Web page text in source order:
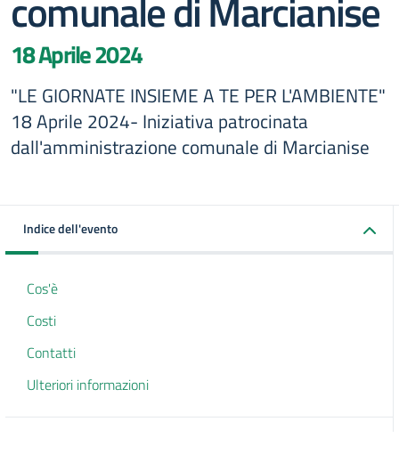
18 Aprile 2024
"LE GIORNATE INSIEME A TE PER L'AMBIENTE"
18 Aprile 2024- Iniziativa patrocinata
dall'amministrazione comunale di Marcianise
Indice dell'evento
Cos'è
Costi
Contatti
Ulteriori informazioni